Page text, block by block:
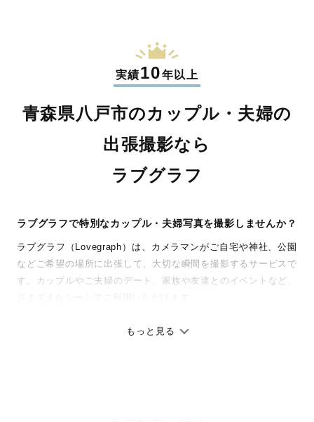
実績10年以上
青森県八戸市のカップル・夫婦の
出張撮影なら
ラブグラフ
ラブグラフで特別なカップル・夫婦写真を撮影しませんか？
ラブグラフ（Lovegraph）は、カメラマンがご自宅や神社、公園
などご希望の場所に出張して、大切な瞬間を撮影するサービスで
す。カップルやご夫婦のデート、家族や友達とのイベントなど、
ありのままの空気感を大切に、何十年経っても見返したくなるよ
もっと見る